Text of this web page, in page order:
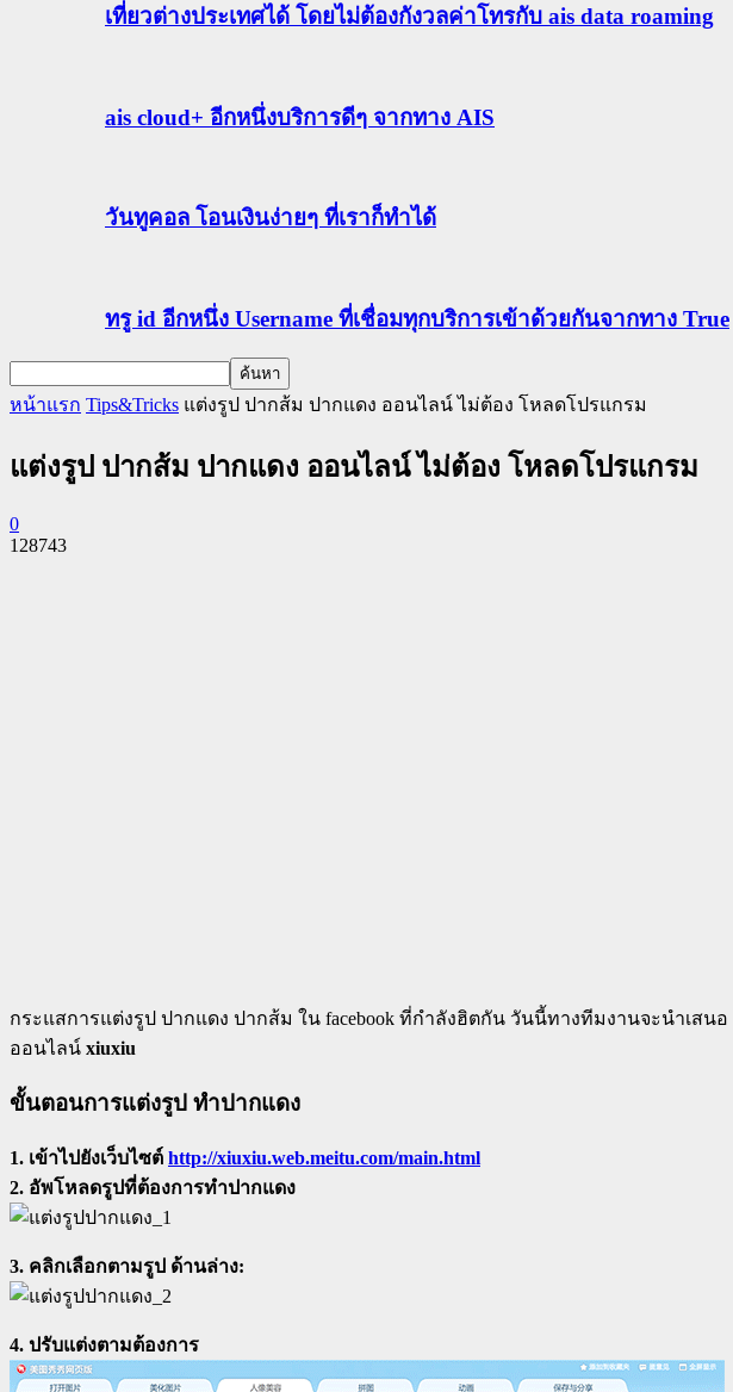
เที่ยวต่างประเทศได้ โดยไม่ต้องกังวลค่าโทรกับ ais data roaming
ais cloud+ อีกหนึ่งบริการดีๆ จากทาง AIS
วันทูคอล โอนเงินง่ายๆ ที่เราก็ทำได้
ทรู id อีกหนึ่ง Username ที่เชื่อมทุกบริการเข้าด้วยกันจากทาง True
หน้าแรก Tips&Tricks แต่งรูป ปากส้ม ปากแดง ออนไลน์ ไม่ต้อง โหลดโปรแกรม
แต่งรูป ปากส้ม ปากแดง ออนไลน์ ไม่ต้อง โหลดโปรแกรม
0
128743
กระแสการแต่งรูป ปากแดง ปากส้ม ใน facebook ที่กำลังฮิตกัน วันนี้ทางทีมงานจะนำเสนอ
ออนไลน์ xiuxiu
ขั้นตอนการแต่งรูป ทำปากแดง
1. เข้าไปยังเว็บไซต์ http://xiuxiu.web.meitu.com/main.html
2. อัพโหลดรูปที่ต้องการทำปากแดง
3. คลิกเลือกตามรูป ด้านล่าง:
4. ปรับแต่งตามต้องการ